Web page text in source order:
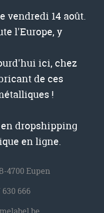
vendredi 14 août.
l'Europe, y
ici, chez
de ces
!
dropshipping
en ligne.
4700 Eupen
630 666